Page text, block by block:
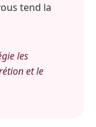
tend la
les
et le